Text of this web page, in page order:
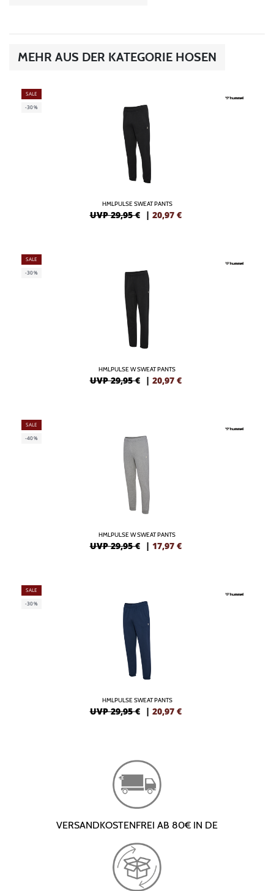
MEHR AUS DER KATEGORIE HOSEN
SALE
-30%
HMLPULSE SWEAT PANTS
UVP 29,95 € | 20,97 €
SALE
-30%
HMLPULSE W SWEAT PANTS
UVP 29,95 € | 20,97 €
SALE
-40%
HMLPULSE W SWEAT PANTS
UVP 29,95 € | 17,97 €
SALE
-30%
HMLPULSE SWEAT PANTS
UVP 29,95 € | 20,97 €
VERSANDKOSTENFREI AB 80€ IN DE